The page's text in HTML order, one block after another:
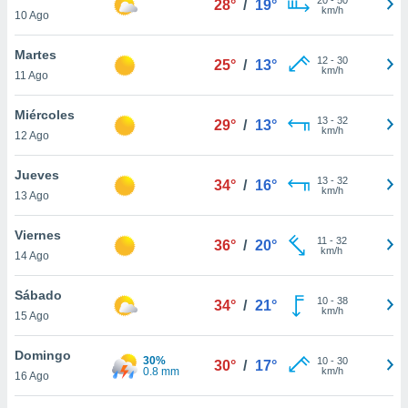
más
nuestra
y
de
disponible
cookies
aceptar
10 Ago
28° / 19°
km/h
Martes
11 Ago
25° / 13° 12- 30
km/h
Miércoles
12 Ago
29° / 13° 13- 32
km/h
Jueves
13 Ago
34° / 16° 13- 32
km/h
Viernes
14 Ago
36° / 20° 11 - 32
km/h
Sábado
15 Ago
34° / 21° 10- 38
km/h
Domingo
16 Ago
30%
0.8 mm
30° / 17° 10- 30
km/h